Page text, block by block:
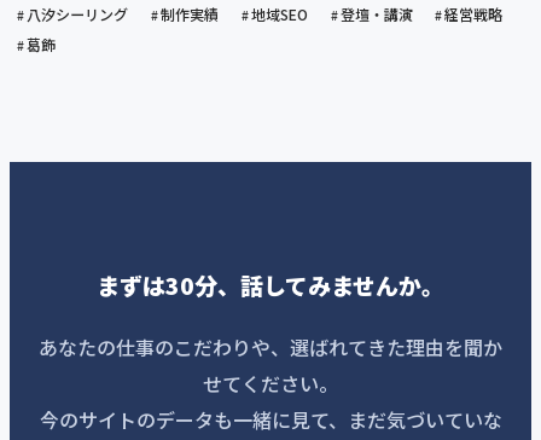
八汐シーリング
制作実績 地域SEO 登壇・講演
経営戦略
葛飾
まずは30分、話してみませんか。
あなたの仕事のこだわりや、選ばれてきた理由を聞か
せてください。
今のサイトのデータも一緒に見て、まだ気づいていな